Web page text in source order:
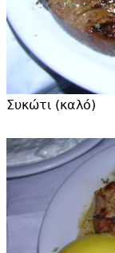
Συκώτι (καλό)